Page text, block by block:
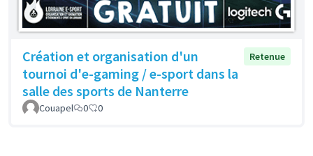
Création et organisation d'un
tournoi d'e-gaming / e-sport dans la
salle des sports de Nanterre
Retenue
Couapel 0 0